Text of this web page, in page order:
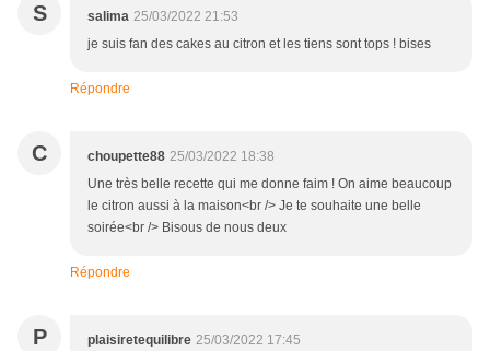
S salima 25/03/2022 21:53
je suis fan des cakes au citron et les tiens sont tops ! bises
Répondre
C choupette88 25/03/2022 18:38
Une très belle recette qui me donne faim ! On aime beaucoup
le citron aussi à la maison<br /> Je te souhaite une belle
soirée<br /> Bisous de nous deux
Répondre
P plaisiretequilibre 25/03/2022 17:45